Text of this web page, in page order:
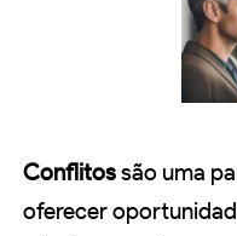
Conflitossão uma
oferecer